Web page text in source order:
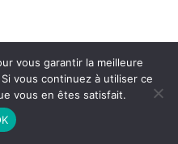
vous garantir la meilleure
vous continuez à utiliser ce
vous en êtes satisfait.